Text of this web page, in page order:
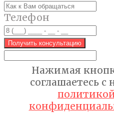
Телефон
Получить консультацию
Нажимая
соглашаетесь с